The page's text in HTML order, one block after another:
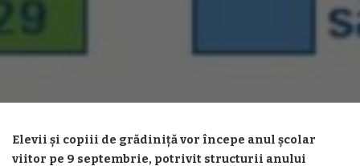
Elevii și copiii de grădiniță vor începe anul școlar
viitor pe 9 septembrie, potrivit structurii anului